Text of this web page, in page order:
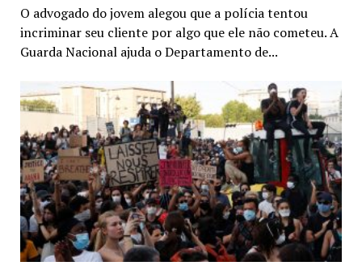
O advogado do jovem alegou que a polícia tentou
incriminar seu cliente por algo que ele não cometeu. A
Guarda Nacional ajuda o Departamento de...